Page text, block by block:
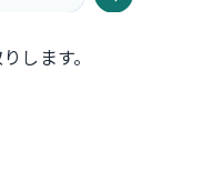
します。